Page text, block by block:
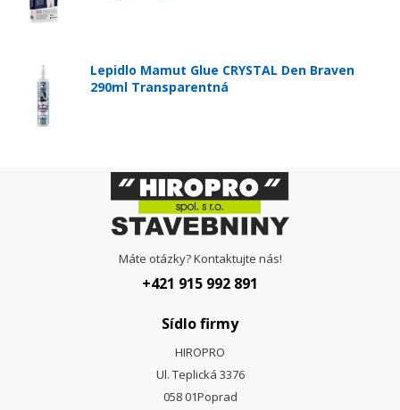
Lepidlo Mamut Glue CRYSTAL Den Braven
290ml Transparentná
Máte otázky? Kontaktujte nás!
+421 915 992 891
Sídlo firmy
HIROPRO
Ul. Teplická 3376
058 01Poprad